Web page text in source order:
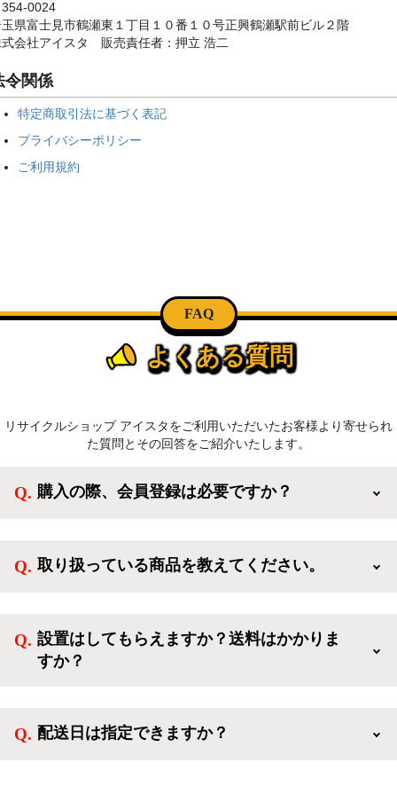
0024
県富士見市鶴瀬東１丁目１０番１０号正興鶴瀬駅前ビル２階
会社アイスタ 販売責任者：押立 浩二
令関係
特定商取引法に基づく表記
プライバシーポリシー
ご利用規約
FAQ
よくある質問
リサイクルショップ アイスタをご利用いただいたお客様より寄せられ
た質問とその回答をご紹介いたします。
購入の際、会員登録は必要ですか？
方、登録しなくてもカートに商品を入れた後、ログイ
取り扱っている商品を教えてください。
活を応援するような家電セットから、季節・空調家
電、調理家電、生活家電まで、幅広く中古家電を取り
設置はしてもらえますか？送料はかかりま
すか？
神奈川・千葉)において自社配送を選択いただくこと
配送日は指定できますか？